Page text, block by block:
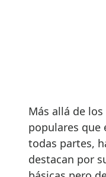
Más allá de
populares que
todas partes,
destacan por